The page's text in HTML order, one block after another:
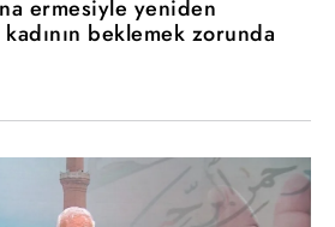
ermesiyle yeniden
beklemek zorunda